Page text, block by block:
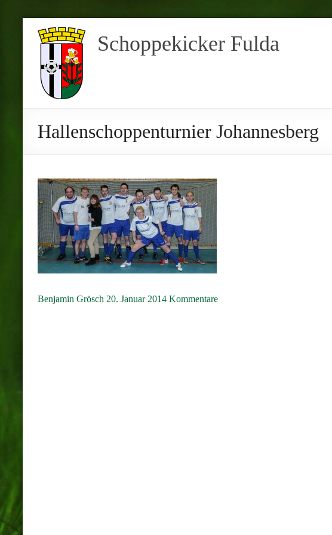
Schoppekicker Fulda
Hallenschoppenturnier Johannesberg
Benjamin Grösch 20. Januar 2014 Kommentare